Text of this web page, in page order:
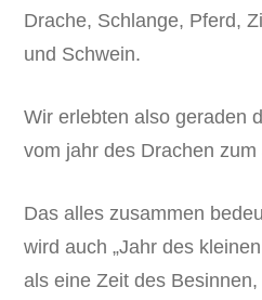
Drache, Schlange, Pferd,
und Schwein.
Wir erlebten also geraden
vom jahr des Drachen
Das alles zusammen
wird auch „Jahr des
als eine Zeit des